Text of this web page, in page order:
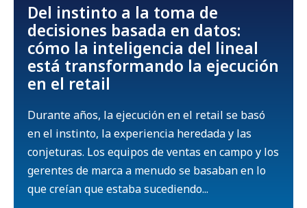
Del instinto a la toma de
decisiones basada en datos:
cómo la inteligencia del lineal
está transformando la ejecución
en el retail
Durante años, la ejecución en el retail se basó
en el instinto, la experiencia heredada y las
conjeturas. Los equipos de ventas en campo y los
gerentes de marca a menudo se basaban en lo
que creían que estaba sucediendo...